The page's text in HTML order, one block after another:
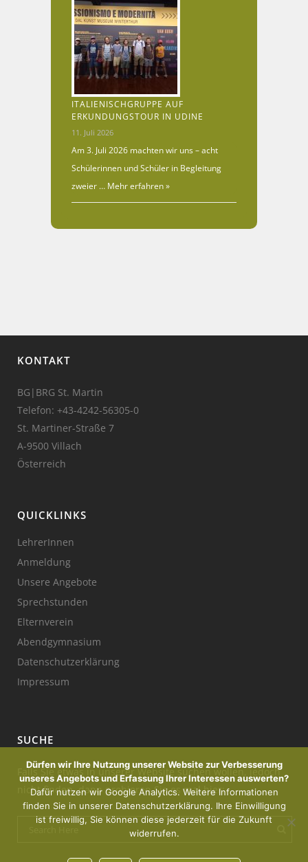
ITALIENISCHGRUPPE AUF
ERKUNDUNGSTOUR IN UDINE
11. Juli 2026
Am 3. Juli 2026 machten wir uns – acht
Schülerinnen und Schüler in Begleitung
zweier … Mehr erfahren »
KONTAKT
BG|BRG St. Martin
Telefon: +43-4242-56305-0
St. Martiner-Straße 7
A-9500 Villach
Österreich
QUICKLINKS
LehrerInnen
Anmeldung
Unsere Angebote
Sprechstunden
Elternverein
Abendgymnasium
Datenschutzerklärung
Impressum
SUCHE
Falls Sie etwas in unserer Website suchen wollen, jedoch
nicht finden, dann probieren Sie es mal hier:
Dürfen wir Ihre Nutzung unserer Website zur Verbesserung
unseres Angebots und Erfassung Ihrer Interessen auswerten?
Dafür nutzen wir Google Analytics. Weitere Informationen
finden Sie in unserer Datenschutzerklärung. Ihre Einwilligung
ist freiwillig, Sie können diese jederzeit für die Zukunft
widerrufen.